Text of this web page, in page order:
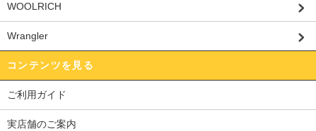
WOOLRICH
Wrangler
コンテンツを見る
ご利用ガイド
実店舗のご案内